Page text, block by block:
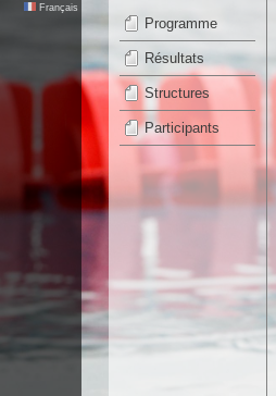
Français
Programme
Résultats
Structures
Participants